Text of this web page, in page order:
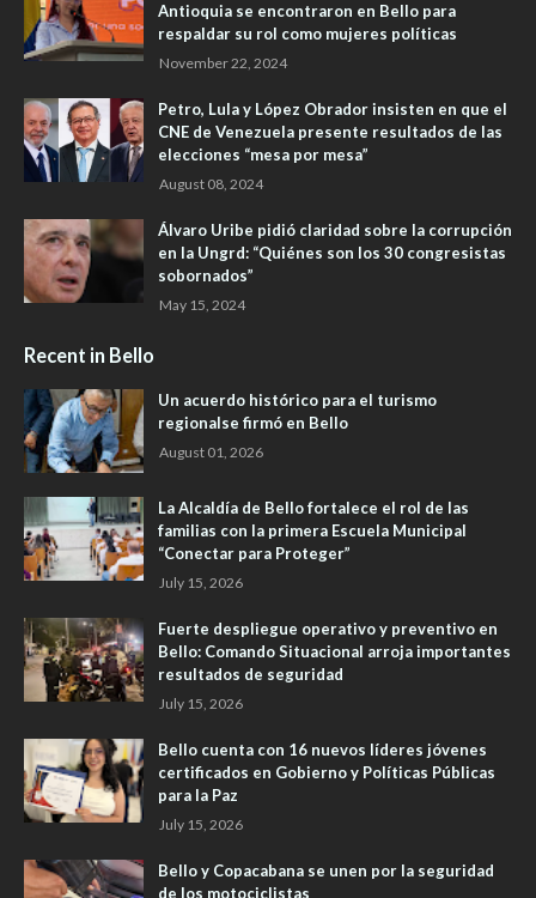
Antioquia se encontraron en Bello para
respaldar su rol como mujeres políticas
November 22, 2024
Petro, Lula y López Obrador insisten en que el
CNE de Venezuela presente resultados de las
elecciones “mesa por mesa”
August 08, 2024
Álvaro Uribe pidió claridad sobre la corrupción
en la Ungrd: “Quiénes son los 30 congresistas
sobornados”
May 15, 2024
Recent in Bello
Un acuerdo histórico para el turismo
regionalse firmó en Bello
August 01, 2026
La Alcaldía de Bello fortalece el rol de las
familias con la primera Escuela Municipal
“Conectar para Proteger”
July 15, 2026
Fuerte despliegue operativo y preventivo en
Bello: Comando Situacional arroja importantes
resultados de seguridad
July 15, 2026
Bello cuenta con 16 nuevos líderes jóvenes
certificados en Gobierno y Políticas Públicas
para la Paz
July 15, 2026
Bello y Copacabana se unen por la seguridad
de los motociclistas ​